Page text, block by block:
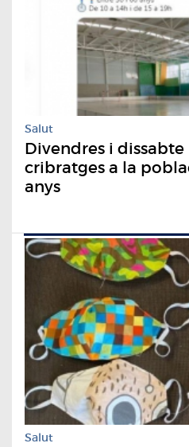
Salut
Divendres i
cribratges a la
anys
Salut